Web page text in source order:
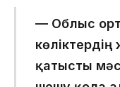
— Облыс
көліктердің
қатысты